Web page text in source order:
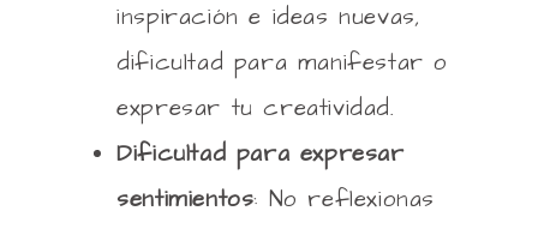
inspiración e ideas nuevas,
dificultad para manifestar o
expresar tu creatividad.
Dificultad para expresar
sentimientos: No reflexionas